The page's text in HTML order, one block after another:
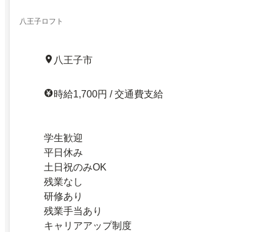
八王子ロフト
八王子市
時給1,700円 / 交通費支給
学生歓迎
平日休み
土日祝のみOK
残業なし
研修あり
残業手当あり
キャリアアップ制度